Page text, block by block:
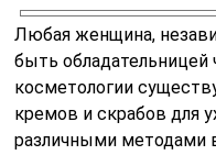
Любая женщина,
быть
косметологии
кремов и скрабов для
различными методами